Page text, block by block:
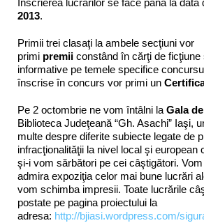
Înscrierea lucrărilor se face până la data
2013.
Primii trei clasaţi la ambele secţiuni vor
primi premii constând în cărţi de ficţiune
informative pe temele specifice
înscrise în concurs vor primi un
Pe 2 octombrie ne vom întâlni la Gala
Biblioteca Judeţeană “Gh. Asachi” Iaşi,
multe despre diferite subiecte legate de
infracţionalităţii la nivel local şi european
şi-i vom sărbători pe cei câştigători.
admira expoziţia celor mai bune lucrări
vom schimba impresii. Toate lucrările
postate pe pagina proiectului la
adresa: http://bjiasi.wordpress.com/